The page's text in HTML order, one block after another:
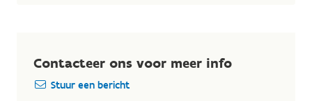
Contacteer ons voor meer info
Stuur een bericht